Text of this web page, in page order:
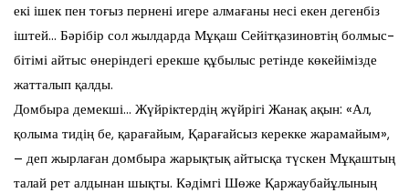
екі ішек пен тоғыз пернені игере алмағаны несі екен дегенбіз
іштей… Бәрібір сол жылдарда Мұқаш Сейітқазиновтің болмыс-
бітімі айтыс өнеріндегі ерекше құбылыс ретінде көкейімізде
жатталып қалды.
Домбыра демекші… Жүйріктердің жүйрігі Жанақ ақын: «Ал,
қолыма тидің бе, қарағайым, Қарағайсыз керекке жарамайым»,
– деп жырлаған домбыра жарықтық айтысқа түскен Мұқаштың
талай рет алдынан шықты. Кәдімгі Шөже Қаржаубайұлының